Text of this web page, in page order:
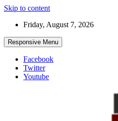
Skip to content
Friday, August 7, 2026
Responsive Menu
Facebook
Twitter
Youtube